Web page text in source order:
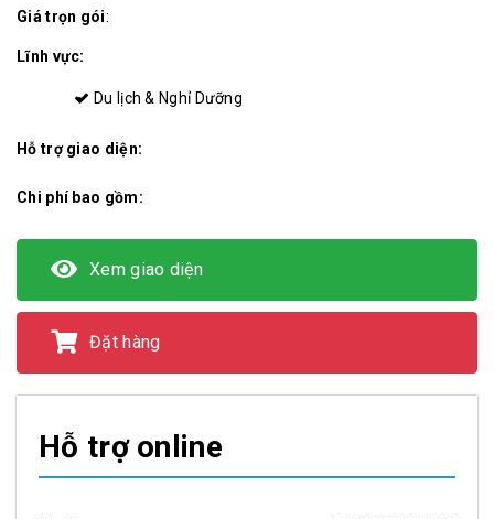
Giá trọn gói:
Lĩnh vực:
Du lịch & Nghỉ Dưỡng
Hỗ trợ giao diện:
Chi phí bao gồm:
Xem giao diện
Đặt hàng
Hỗ trợ online